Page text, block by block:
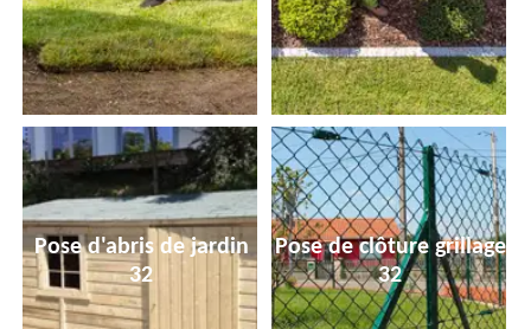
Pose d'abris de jardin
32
Pose de clôture grillage
32